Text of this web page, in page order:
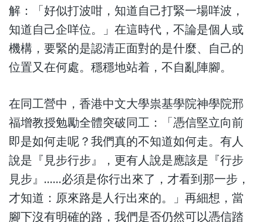
解：「好似打波咁，知道自己打緊一場咩波，
知道自己企咩位。」在這時代，不論是個人或
機構，要緊的是認清正面對的是什麼、自己的
位置又在何處。穩穩地站着，不自亂陣腳。
在同工營中，香港中文大學祟基學院神學院邢
福增教授勉勵全體突破同工：「憑信堅立向前
即是如何走呢？我們真的不知道如何走。有人
說是『見步行步』，更有人說是應該是『行步
見步』……必須是你行出來了，才看到那一步，
才知道：原來路是人行出來的。」再細想，當
腳下沒有明確的路，我們是否仍然可以憑信踏